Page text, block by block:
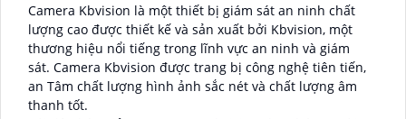
Camera Kbvision là một thiết bị giám sát an ninh chất
lượng cao được thiết kế và sản xuất bởi Kbvision, một
thương hiệu nổi tiếng trong lĩnh vực an ninh và giám
sát. Camera Kbvision được trang bị công nghệ tiên tiến,
an Tâm chất lượng hình ảnh sắc nét và chất lượng âm
thanh tốt.